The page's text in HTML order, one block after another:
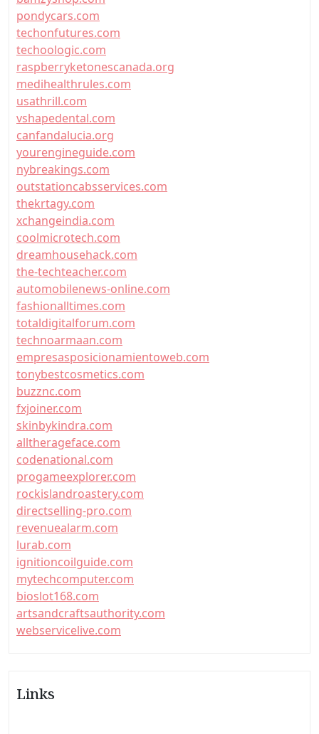
pondycars.com
techonfutures.com
techoologic.com
raspberryketonescanada.org
medihealthrules.com
usathrill.com
vshapedental.com
canfandalucia.org
yourengineguide.com
nybreakings.com
outstationcabsservices.com
thekrtagy.com
xchangeindia.com
coolmicrotech.com
dreamhousehack.com
the-techteacher.com
automobilenews-online.com
fashionalltimes.com
totaldigitalforum.com
technoarmaan.com
empresasposicionamientoweb.com
tonybestcosmetics.com
buzznc.com
fxjoiner.com
skinbykindra.com
alltherageface.com
codenational.com
progameexplorer.com
rockislandroastery.com
directselling-pro.com
revenuealarm.com
lurab.com
ignitioncoilguide.com
mytechcomputer.com
bioslot168.com
artsandcraftsauthority.com
webservicelive.com
Links